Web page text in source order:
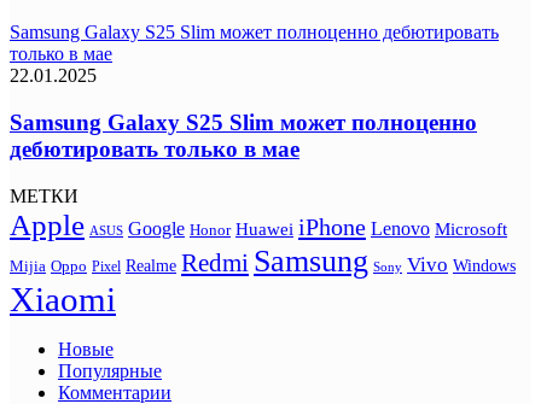
Samsung Galaxy S25 Slim может полноценно дебютировать
только в мае
22.01.2025
Samsung Galaxy S25 Slim может полноценно
дебютировать только в мае
МЕТКИ
Apple ASUS Google Honor Huawei iPhone Lenovo Microsoft
Mijia Oppo Pixel Realme Redmi Samsung Sony Vivo Windows
Xiaomi
Новые
Популярные
Комментарии